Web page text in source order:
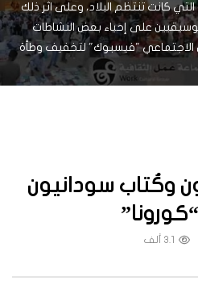
كانت تنتظم البلاد، وعلى اثر ذلك
على إحياء بعض النشاطات
الاجتماعي "فيسبوك" لتخفيف وطأة
وكُتاب سودانيون
3.1 ألف